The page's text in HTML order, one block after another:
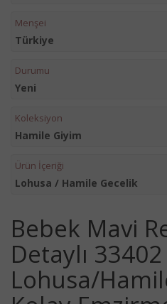
Menşei
Türkiye
Durumu
Yeni
Koleksiyon
Hamile Giyim
Ürün İçeriği
Lohusa / Hamile Gecelik
Bebek Mavi
Detaylı 33402
Lohusa/